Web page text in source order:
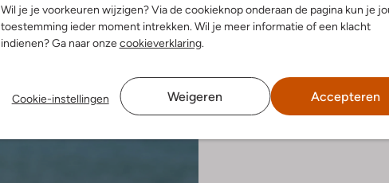
Wil je je voorkeuren wijzigen? Via de cookieknop onderaan de pagina kun je
toestemming ieder moment intrekken. Wil je meer informatie of een klacht
indienen? Ga naar onzecookieverklaring.
Cookie-instellingen Weigeren Accepteren